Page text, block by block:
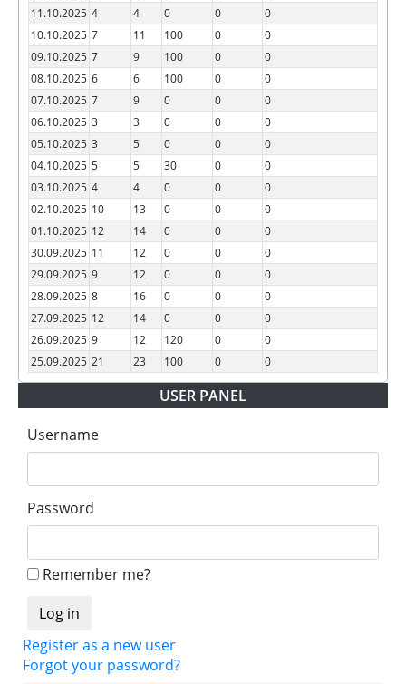
11.10.2025 4 4 0 0
0
10.10.2025 7 11 100 0
0
09.10.2025 7 9 100 0
0
08.10.2025 6 6 100 0
0
07.10.2025 7 9 0 0
0
06.10.2025 3 3 0 0
0
05.10.2025 3 5 0 0
0
04.10.2025 5 5 30 0
0
03.10.2025 4 4 0 0
0
02.10.2025 10 13 0 0
0
01.10.2025 12 14 0 0
0
30.09.2025 11 12 0 0
0
29.09.2025 9 12 0 0
0
28.09.2025 8 16 0 0
0
27.09.2025 12 14 0 0
0
26.09.2025 9 12 120 0
0
25.09.2025 21 23 100 0 0
USER PANEL
Username
Password
Remember me?
Register as a new user
Forgot your password?